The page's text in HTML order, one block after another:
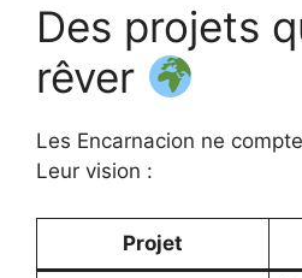
Des projets
rêver
Les Encarnacion ne
Leur vision :
Projet